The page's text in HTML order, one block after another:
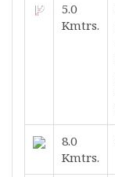
5.0
Kmtrs.
8.0
Kmtrs.